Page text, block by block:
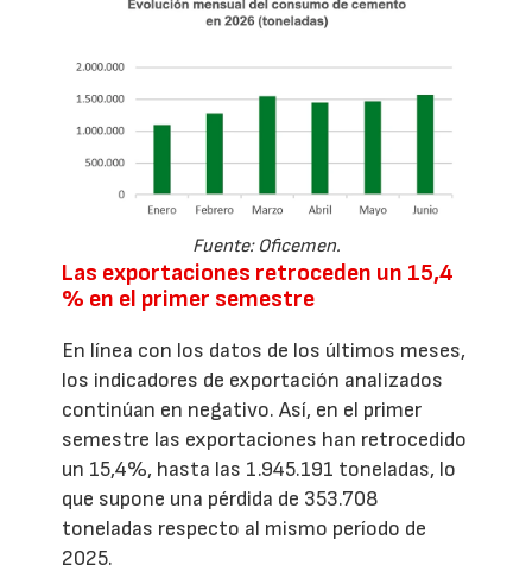
Fuente: Oficemen.
Las exportaciones retroceden un 15,4
% en el primer semestre
En línea con los datos de los últimos meses,
los indicadores de exportación analizados
continúan en negativo. Así, en el primer
semestre las exportaciones han retrocedido
un 15,4%, hasta las 1.945.191 toneladas, lo
que supone una pérdida de 353.708
toneladas respecto al mismo período de
2025.